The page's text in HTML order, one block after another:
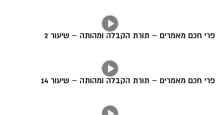
פרי חכם מאמרים – תורת הקבלה ומהותה – שיעור 2
פרי חכם מאמרים – תורת הקבלה ומהותה – שיעור 14